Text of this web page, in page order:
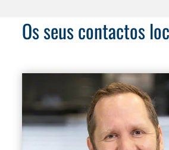
Os seus contactos